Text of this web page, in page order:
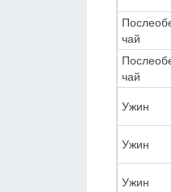
чай
чай
Ужин
Ужин
Ужин